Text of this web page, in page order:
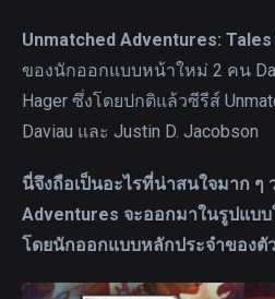
Unmatched Adventures:
ของนักออกแบบหน้าใหม่ 2 คน
Hager ซึ่งโดยปกติแล้วซีรีส์
Daviau และ Justin D. Jacobson
นี่จึงถือเป็นอะไรที่น่าสนใจมาก ๆ
Adventures จะออกมาในรูปแบบ
โดยนักออกแบบหลักประจำของตั